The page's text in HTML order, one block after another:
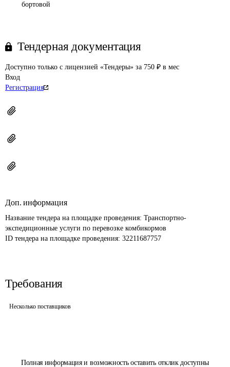
Полная информация и возможность оставить отклик доступны
бортовой
Тендерная документация
Доступно только с лицензией «Тендеры» за 750 ₽ в мес
Вход
Регистрация
Доп. информация
Название тендера на площадке проведения: Транспортно-
экспедиционные услуги по перевозке комбикормов
ID тендера на площадке проведения: 32211687757
Требования
Несколько поставщиков